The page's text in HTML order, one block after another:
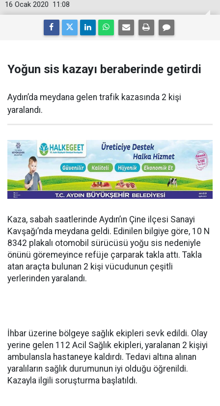
11:08
16 Ocak 2020
Yoğun sis kazayı beraberinde getirdi
Aydın’da meydana gelen trafik kazasında 2 kişi
yaralandı.
Kaza, sabah saatlerinde Aydın’ın Çine ilçesi Sanayi
Kavşağı’nda meydana geldi. Edinilen bilgiye göre, 10 N
8342 plakalı otomobil sürücüsü yoğu sis nedeniyle
önünü göremeyince refüje çarparak takla attı. Takla
atan araçta bulunan 2 kişi vücudunun çeşitli
yerlerinden yaralandı.
İhbar üzerine bölgeye sağlık ekipleri sevk edildi. Olay
yerine gelen 112 Acil Sağlık ekipleri, yaralanan 2 kişiyi
ambulansla hastaneye kaldırdı. Tedavi altına alınan
yaralıların sağlık durumunun iyi olduğu öğrenildi.
Kazayla ilgili soruşturma başlatıldı.